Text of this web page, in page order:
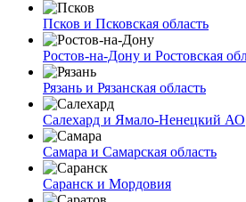
Псков и Псковская область
Ростов-на-Дону и Ростовская
Рязань и Рязанская область
Салехард и Ямало-Ненецкий АО
Самара и Самарская область
Саранск и Мордовия